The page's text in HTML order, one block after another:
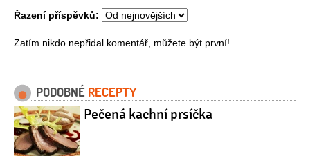
Řazení příspěvků:
Zatím nikdo nepřidal komentář, můžete být první!
PODOBNÉ RECEPTY
Pečená kachní prsíčka